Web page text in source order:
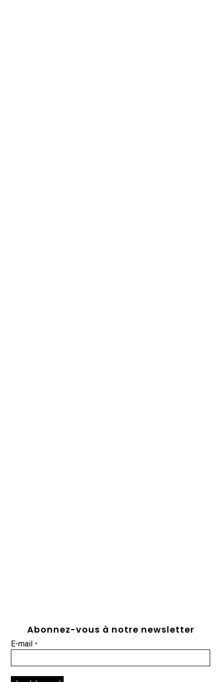
Abonnez-vous à notre newsletter
E-mail*